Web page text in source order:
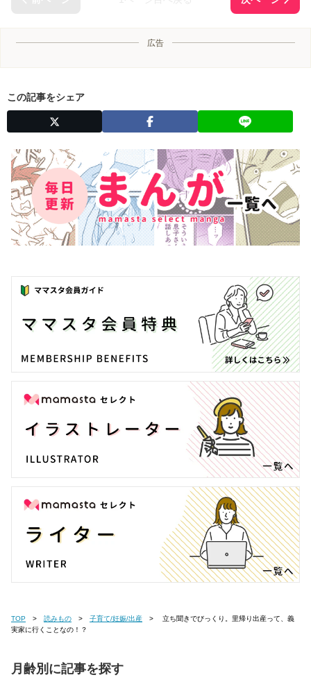
広告
この記事をシェア
TOP 読みもの 子育て/妊娠/出産
実家に行くことなの！？
月齢別に記事を探す